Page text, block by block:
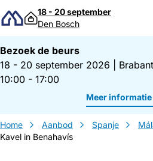
Direct naar inhoud
18 - 20 september
Den Bosch
Bezoek de beurs
18 - 20 september 2026
10:00 - 17:00
Meer informatie
Home Aanbod Spanje
Kavel in Benahavís